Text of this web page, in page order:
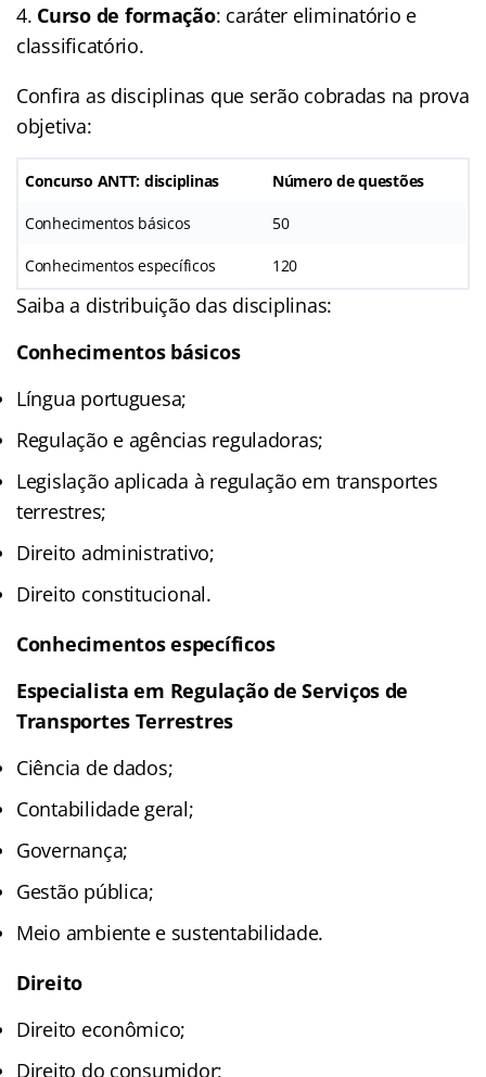
Curso de formação: caráter eliminatório e
classificatório.
Confira as disciplinas que serão cobradas na prova
objetiva:
Concurso ANTT: disciplinas Número de questões
Conhecimentos básicos 50
Conhecimentos específicos 120
Saiba a distribuição das disciplinas:
Conhecimentos básicos
Língua portuguesa;
Regulação e agências reguladoras;
Legislação aplicada à regulação em transportes
terrestres;
Direito administrativo;
Direito constitucional.
Conhecimentos específicos
Especialista em Regulação de Serviços de
Transportes Terrestres
Ciência de dados;
Contabilidade geral;
Governança;
Gestão pública;
Meio ambiente e sustentabilidade.
Direito
Direito econômico;
Direito do consumidor;